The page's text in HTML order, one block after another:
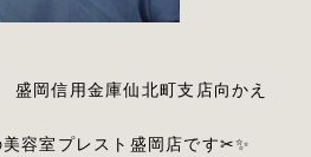
岡信用金庫仙北町支店向かえ
容室プレスト盛岡店です✂✨